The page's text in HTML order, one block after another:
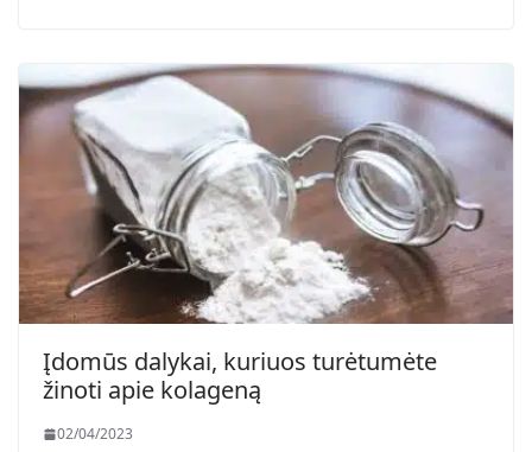
Įdomūs dalykai, kuriuos turėtumėte
žinoti apie kolageną
02/04/2023